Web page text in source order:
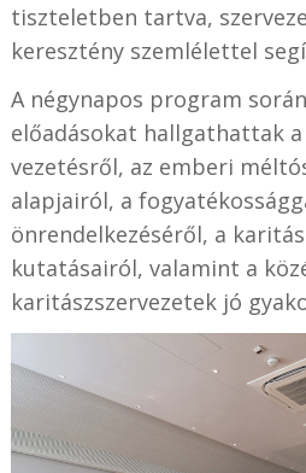
tiszteletben tartva,
keresztény szemlélettel
A négynapos program
előadásokat hallgathattak
vezetésről, az emberi
alapjairól, a
önrendelkezéséről, a
kutatásairól, valamint a
karitászszervezetek jó